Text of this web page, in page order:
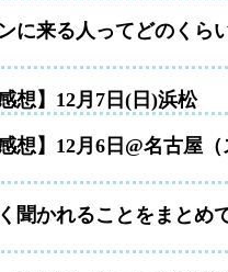
に来る人ってどのくら
想】12月7日(日)浜松
想】12月6日@名古屋（
聞かれることをまとめ